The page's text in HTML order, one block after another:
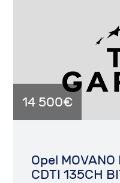
14 500€
Opel
CDTI 135CH